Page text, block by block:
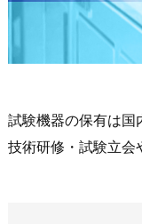
試験機器の保有は国
技術研修・試験立会